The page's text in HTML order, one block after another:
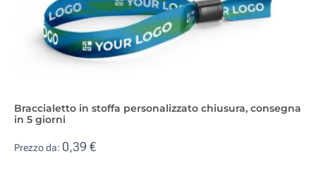
Braccialetto in stoffa personalizzato chiusura, consegna
in 5 giorni
Prezzo da: 0,39 €